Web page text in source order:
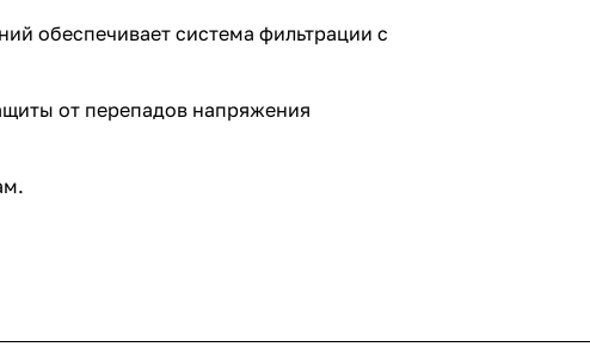
обеспечивает система фильтрации с
от перепадов напряжения